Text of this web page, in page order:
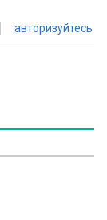
авторизуйтесь